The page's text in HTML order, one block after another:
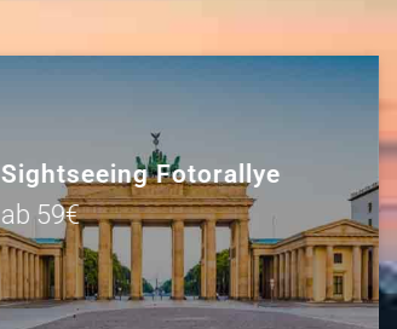
Sightseeing Fotorallye
ab 59€